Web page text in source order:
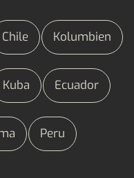
Chile Kolumbien
Kuba Ecuador
Peru